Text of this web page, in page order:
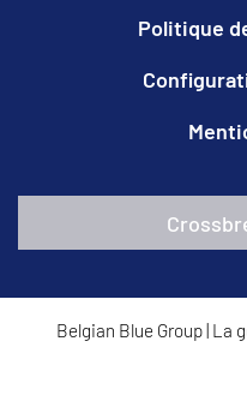
Politique
Belgian Blue Group La